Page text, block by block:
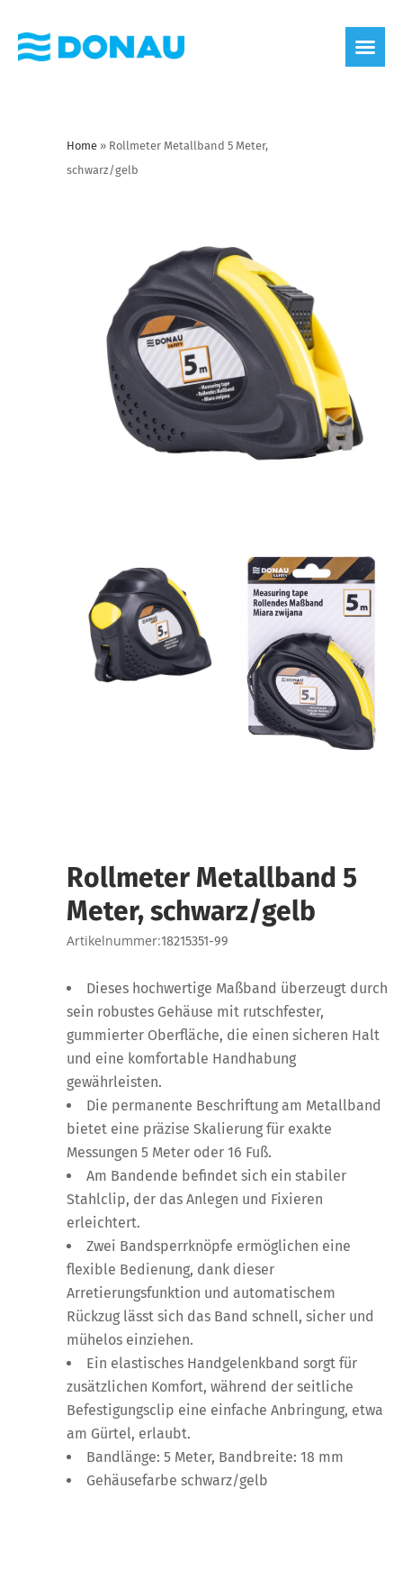
Home » Rollmeter Metallband 5 Meter,
schwarz/gelb
Rollmeter Metallband 5
Meter, schwarz/gelb
Artikelnummer:18215351-99
Dieses hochwertige Maßband überzeugt durch
sein robustes Gehäuse mit rutschfester,
gummierter Oberfläche, die einen sicheren Halt
und eine komfortable Handhabung
gewährleisten.
Die permanente Beschriftung am Metallband
bietet eine präzise Skalierung für exakte
Messungen 5 Meter oder 16 Fuß.
Am Bandende befindet sich ein stabiler
Stahlclip, der das Anlegen und Fixieren
erleichtert.
Zwei Bandsperrknöpfe ermöglichen eine
flexible Bedienung, dank dieser
Arretierungsfunktion und automatischem
Rückzug lässt sich das Band schnell, sicher und
mühelos einziehen.
Ein elastisches Handgelenkband sorgt für
zusätzlichen Komfort, während der seitliche
Befestigungsclip eine einfache Anbringung, etwa
am Gürtel, erlaubt.
Bandlänge: 5 Meter, Bandbreite: 18 mm
Gehäusefarbe schwarz/gelb